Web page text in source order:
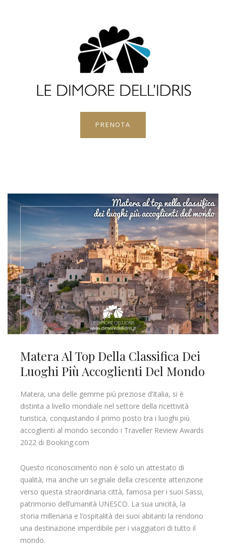
PRENOTA
Matera Al Top Della Classifica Dei
Luoghi Più Accoglienti Del Mondo
Matera, una delle gemme più preziose d’Italia, si è
distinta a livello mondiale nel settore della ricettività
turistica, conquistando il primo posto tra i luoghi più
accoglienti al mondo secondo i Traveller Review Awards
2022 di Booking.com
Questo riconoscimento non è solo un attestato di
qualità, ma anche un segnale della crescente attenzione
verso questa straordinaria città, famosa per i suoi Sassi,
patrimonio dell’umanità UNESCO. La sua unicità, la
storia millenaria e l’ospitalità dei suoi abitanti la rendono
una destinazione imperdibile per i viaggiatori di tutto il
mondo.